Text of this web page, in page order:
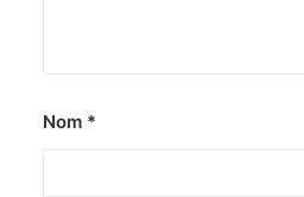
Nom *